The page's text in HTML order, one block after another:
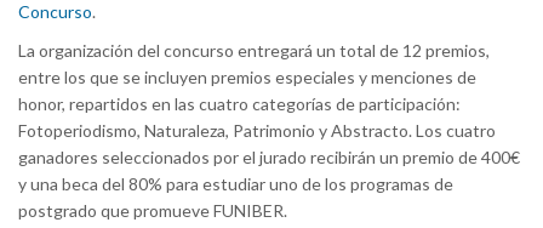
Concurso.
La organización del concurso entregará un total de 12 premios,
entre los que se incluyen premios especiales y menciones de
honor, repartidos en las cuatro categorías de participación:
Fotoperiodismo, Naturaleza, Patrimonio y Abstracto. Los cuatro
ganadores seleccionados por el jurado recibirán un premio de 400€
y una beca del 80% para estudiar uno de los programas de
postgrado que promueve FUNIBER.